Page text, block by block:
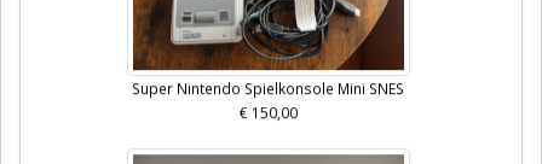
Super Nintendo Spielkonsole Mini SNES
€ 150,00